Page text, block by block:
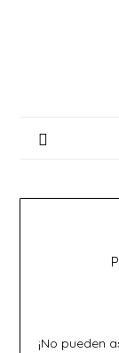
¡No pueden